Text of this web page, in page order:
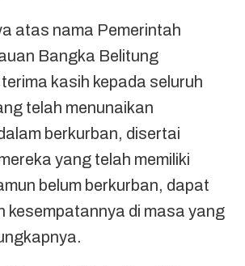
atas nama Pemerintah
Bangka Belitung
kasih kepada seluruh
telah menunaikan
berkurban, disertai
yang telah memiliki
belum berkurban, dapat
kesempatannya di masa yang